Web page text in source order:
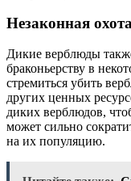
Незаконная
Дикие верблюды
браконьерству в
стремиться убить
других ценных
диких верблюдов,
может сильно
на их популяцию.